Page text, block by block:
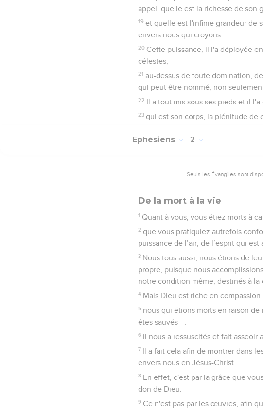
appel, quelle est la richesse de son
19 et quelle est l'infinie grandeur de
envers nous qui croyons.
20 Cette puissance, il l'a déployée
célestes,
21 au-dessus de toute domination,
qui peut être nommé, non
22 Il a tout mis sous ses pieds et il
23 qui est son corps, la plénitude de
Ephésiens 2
Seuls les Évangiles sont
De la mort à la vie
1 Quant à vous, vous étiez morts à
2 que vous pratiquiez autrefois
puissance de l’air, de l’esprit qui
3 Nous tous aussi, nous étions de
propre, puisque nous
notre condition même, destinés à la
4 Mais Dieu est riche en
5 nous qui étions morts en raison de
êtes sauvés –,
6 il nous a ressuscités et fait asseoir
7 Il a fait cela afin de montrer dans
envers nous en Jésus-Christ.
8 En effet, c'est par la grâce que
don de Dieu.
9 Ce n'est pas par les œuvres, afin